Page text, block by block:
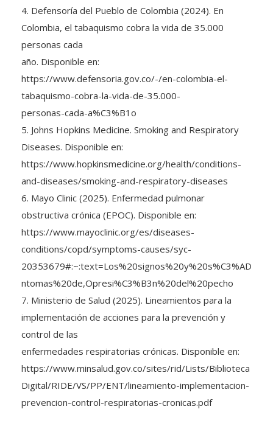
4. Defensoría del Pueblo de Colombia (2024). En
Colombia, el tabaquismo cobra la vida de 35.000
personas cada
año. Disponible en:
https://www.defensoria.gov.co/-/en-colombia-el-
tabaquismo-cobra-la-vida-de-35.000-
personas-cada-a%C3%B1o
5. Johns Hopkins Medicine. Smoking and Respiratory
Diseases. Disponible en:
https://www.hopkinsmedicine.org/health/conditions-
and-diseases/smoking-and-respiratory-diseases
6. Mayo Clinic (2025). Enfermedad pulmonar
obstructiva crónica (EPOC). Disponible en:
https://www.mayoclinic.org/es/diseases-
conditions/copd/symptoms-causes/syc-
20353679#:~:text=Los%20signos%20y%20s%C3%AD
ntomas%20de,Opresi%C3%B3n%20del%20pecho
7. Ministerio de Salud (2025). Lineamientos para la
implementación de acciones para la prevención y
control de las
enfermedades respiratorias crónicas. Disponible en:
https://www.minsalud.gov.co/sites/rid/Lists/Biblioteca
Digital/RIDE/VS/PP/ENT/lineamiento-implementacion-
prevencion-control-respiratorias-cronicas.pdf